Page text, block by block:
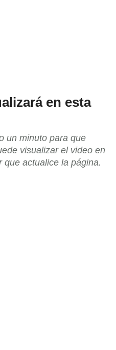
en esta
un minuto para que
visualizar el video en
que actualice la página.